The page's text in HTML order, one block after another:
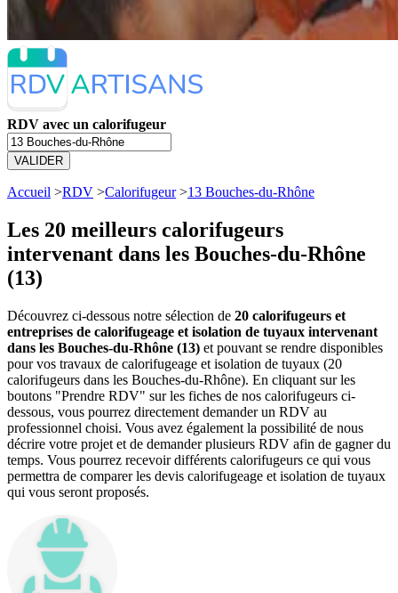
RDV avec un calorifugeur
VALIDER
Accueil >RDV >Calorifugeur>13 Bouches-du-Rhône
Les 20 meilleurs calorifugeurs
intervenant dans les Bouches-du-Rhône
(13)
Découvrez ci-dessous notre sélection de 20 calorifugeurs et
entreprises de calorifugeage et isolation de tuyaux intervenant
dans les Bouches-du-Rhône (13) et pouvant se rendre disponibles
pour vos travaux de calorifugeage et isolation de tuyaux (20
calorifugeurs dans les Bouches-du-Rhône). En cliquant sur les
boutons "Prendre RDV" sur les fiches de nos calorifugeurs ci-
dessous, vous pourrez directement demander un RDV au
professionnel choisi. Vous avez également la possibilité de nous
décrire votre projet et de demander plusieurs RDV afin de gagner du
temps. Vous pourrez recevoir différents calorifugeurs ce qui vous
permettra de comparer les devis calorifugeage et isolation de tuyaux
qui vous seront proposés.